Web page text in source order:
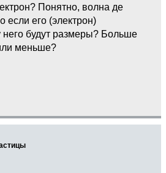
Понятно, волна де
если его (электрон)
него будут размеры? Больше
меньше?